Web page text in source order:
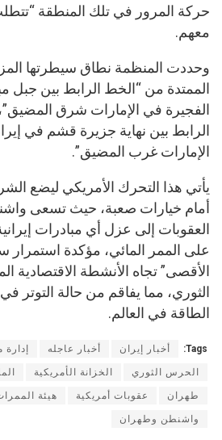
حركة المرور في تلك المنطقة
معهم.
وحددت المنظمة نطاق سيطرتها
الممتدة من “الخط الرابط بين جبل
الفجيرة في الإمارات شرق
الرابط بين نهاية جزيرة قشم في
الإمارات غرب المضيق”.
يأتي هذا التحرك الأمريكي ليضع
أمام خيارات صعبة، حيث تسعى
العقوبات إلى عزل أي مبادرات
على الممر المائي، مؤكدة
الأقصى” تجاه الأنشطة الاقتصادية
الثوري، مما يفاقم من حالة التوتر
الطاقة في العالم.
Tags: أخبار إيران أخبار عاجله
الحرس الثوري الخزانة الأمريكية
طهران عقوبات أمريكية هيئة
واشنطن وطهران